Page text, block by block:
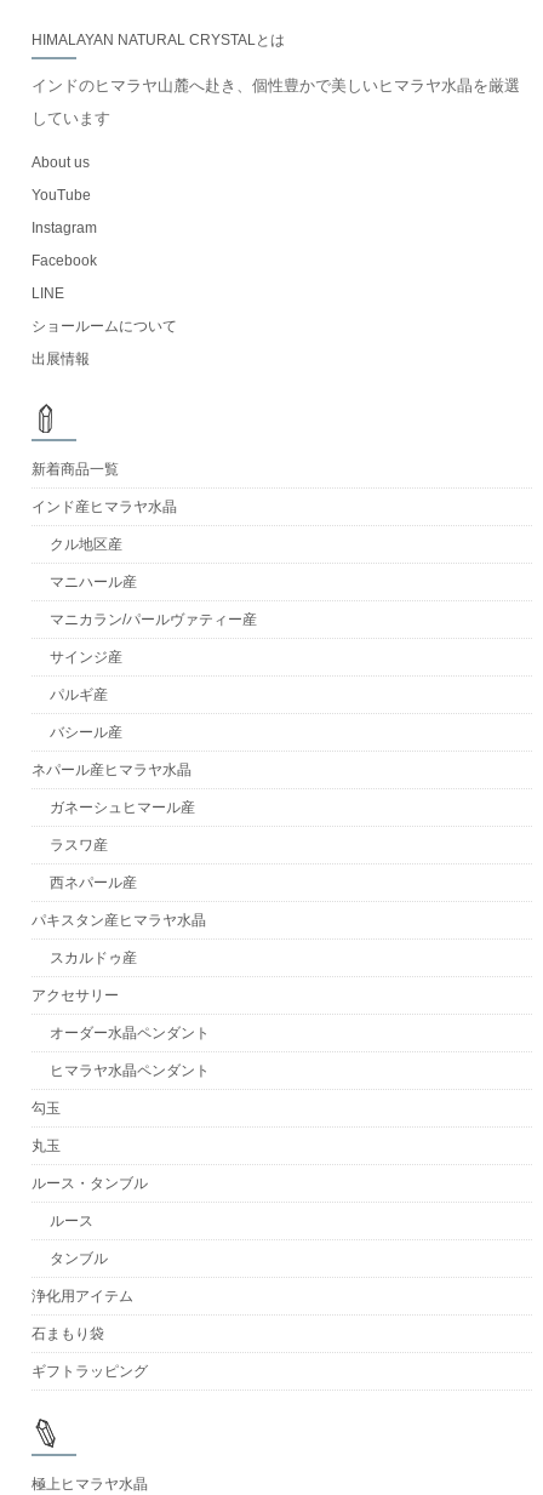
HIMALAYAN NATURAL CRYSTALとは
インドのヒマラヤ山麓へ赴き、個性豊かで美しいヒマラヤ水晶を厳選
しています
About us
YouTube
Instagram
Facebook
LINE
ショールームについて
出展情報
新着商品一覧
インド産ヒマラヤ水晶
クル地区産
マニハール産
マニカラン/パールヴァティー産
サインジ産
パルギ産
バシール産
ネパール産ヒマラヤ水晶
ガネーシュヒマール産
ラスワ産
西ネパール産
パキスタン産ヒマラヤ水晶
スカルドゥ産
アクセサリー
オーダー水晶ペンダント
ヒマラヤ水晶ペンダント
勾玉
丸玉
ルース・タンブル
ルース
タンブル
浄化用アイテム
石まもり袋
ギフトラッピング
極上ヒマラヤ水晶